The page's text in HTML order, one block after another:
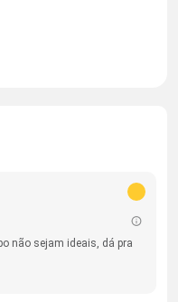
não sejam ideais, dá pra